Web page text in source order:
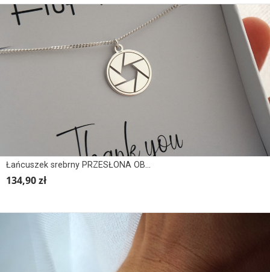
Łańcuszek srebrny PRZESŁONA OBIEKTYWU, MIGAWKA, APARAT
134,90 zł